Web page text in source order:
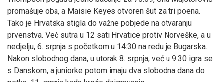
promašuje oba, a Maisie Keyes otvoren šut za tri poena.
Tako je Hrvatska stigla do važne pobjede na otvaranju
prvenstva. Već sutra u 12 sati Hrvatice protiv Norveške, a u
nedjelju, 6. srpnja s početkom u 14:30 na redu je Bugarska.
Nakon slobodnog dana, u utorak 8. srpnja, već u 9:30 igra se
s Danskom, a juniorke potom imaju dva slobodna dana do